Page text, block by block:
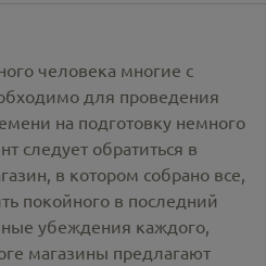
человека многие с
для проведения
на подготовку немного
следует обратиться в
в котором собрано все,
покойного в последний
убеждения каждого,
магазины предлагают